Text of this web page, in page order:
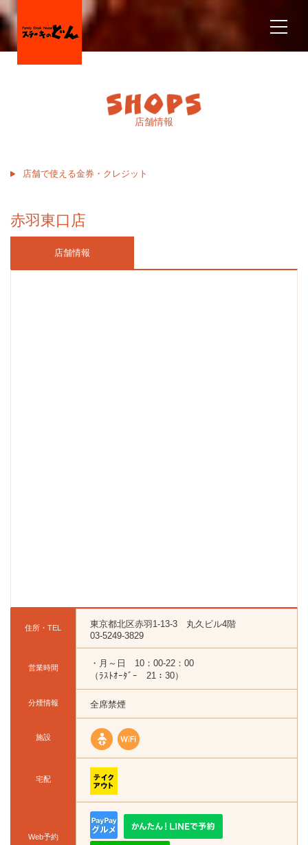
店舗情報
店舗で使える金券・クレジット
赤羽東口店
店舗情報
住所・TEL
東京都北区赤羽1-13-3 丸久ビル4階
03-5249-3829
営業時間
・月～日 10：00-22：00
（ﾗｽﾄｵｰﾀﾞｰ 21：30）
分煙情報 全席禁煙
施設
宅配
Web予約